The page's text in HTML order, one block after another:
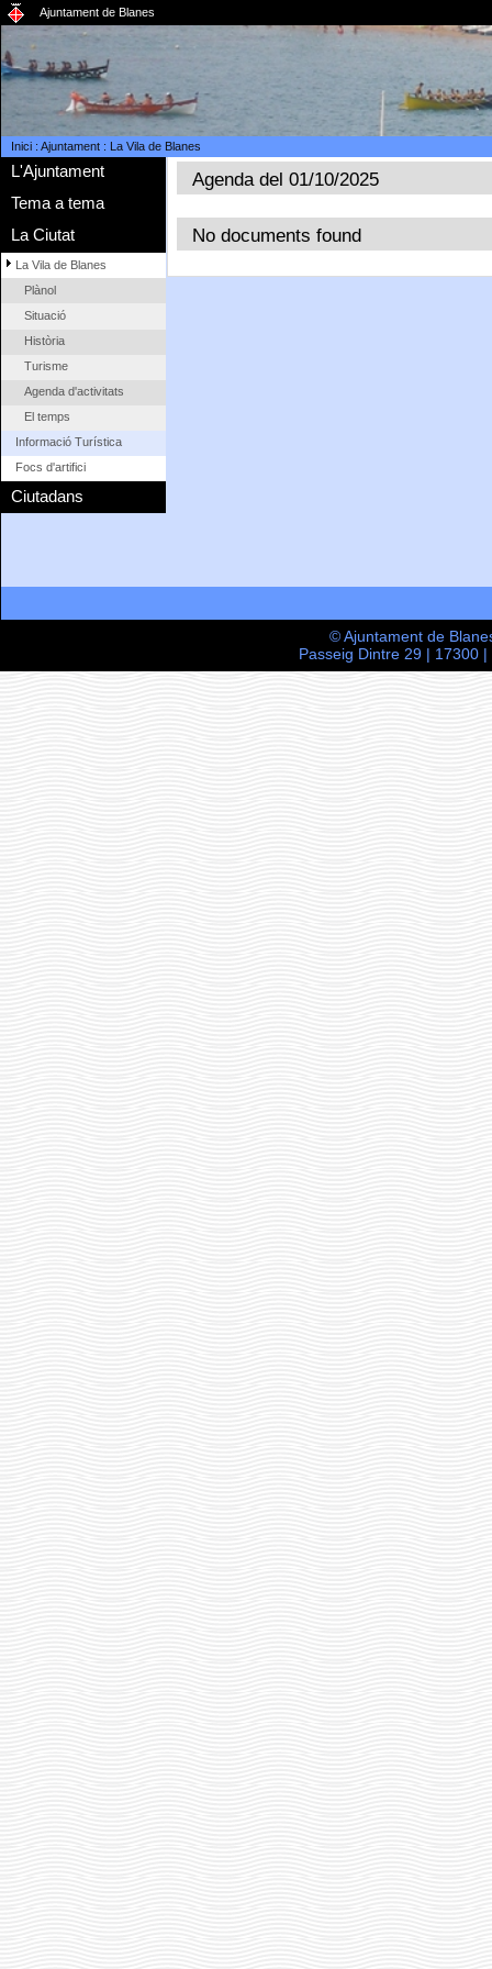
Ajuntament de Blanes
Inici: Ajuntament: La Vila de Blanes
L'Ajuntament
Tema a tema
La Ciutat
La Vila de Blanes
Plànol
Situació
Història
Turisme
Agenda d'activitats
El temps
Informació Turística
Focs d'artifici
Ciutadans
Agenda del 01/10/2025
No documents found
© Ajuntament de
Passeig Dintre 29 | 17300